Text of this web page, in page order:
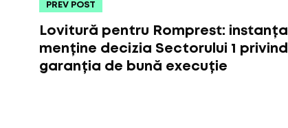
PREV POST
Lovitură pentru Romprest: instanța
menține decizia Sectorului 1 privind
garanția de bună execuție